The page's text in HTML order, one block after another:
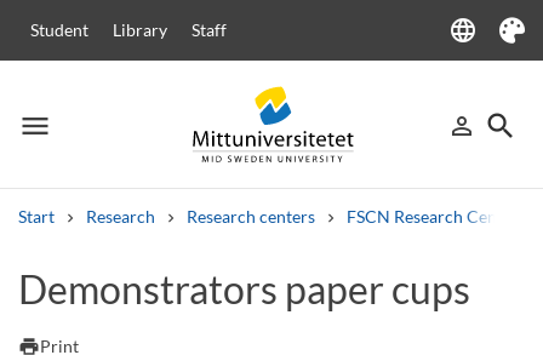
Student Library Staff language
Language
Theme
menu
Menu person_outline
Sign in
search
Start Research Research centers FSCN Research Centre
Other search services
Courses and programmes
Demonstrators paper cups
printPrint